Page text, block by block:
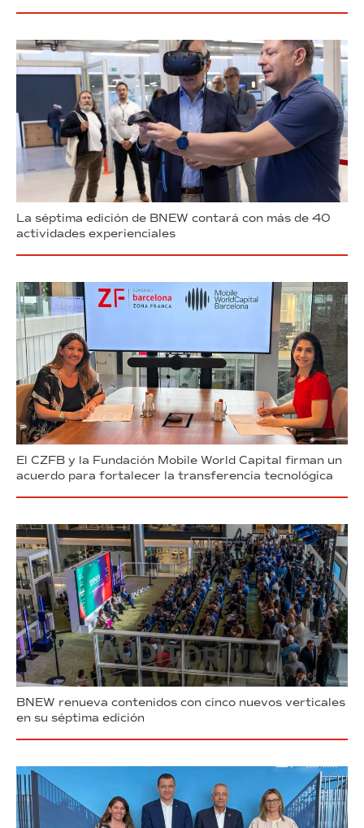
La séptima edición de BNEW contará con más de 40
actividades experienciales
El CZFB y la Fundación Mobile World Capital firman un
acuerdo para fortalecer la transferencia tecnológica
BNEW renueva contenidos con cinco nuevos verticales
en su séptima edición